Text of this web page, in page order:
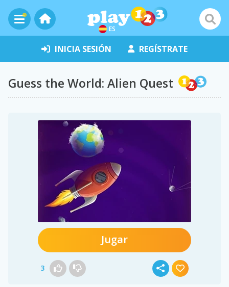
ES
INICIA SESIÓN REGÍSTRATE
Guess the World: Alien Quest
Jugar
3